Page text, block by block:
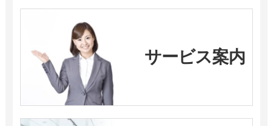
サービス案内